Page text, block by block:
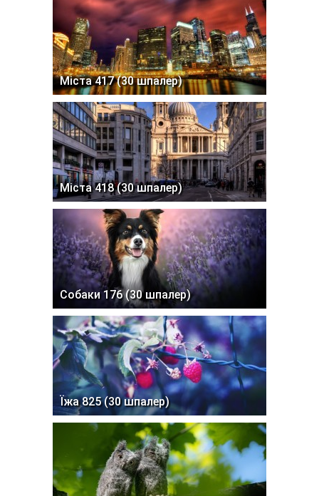
Міста 417 (30 шпалер)
Міста 418 (30 шпалер)
Собаки 176 (30 шпалер)
Їжа 825 (30 шпалер)